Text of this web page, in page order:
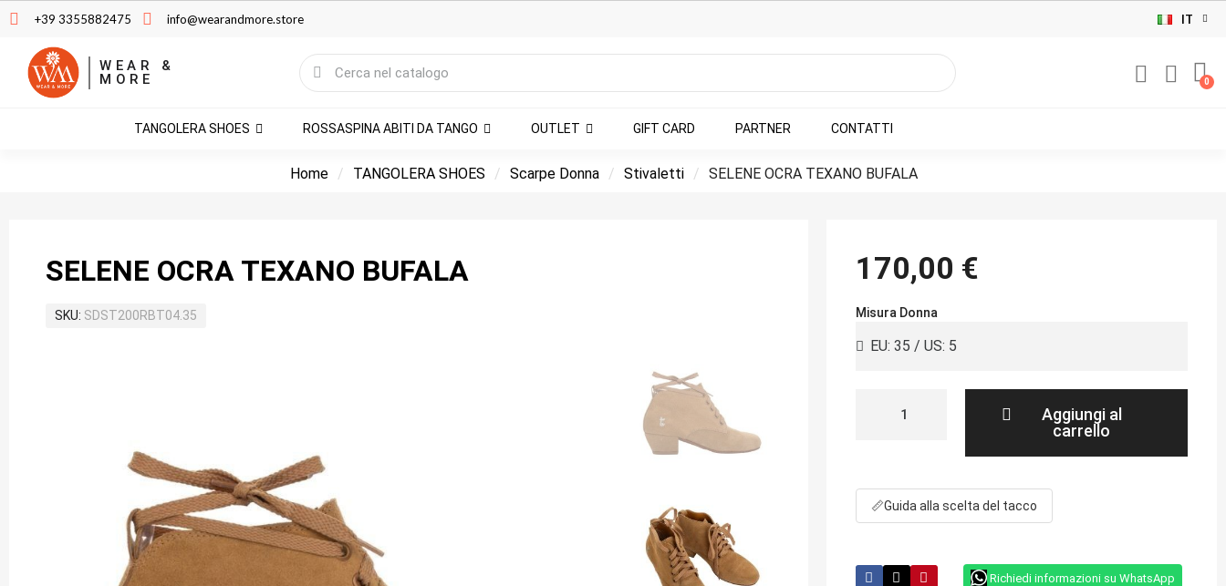
+39 3355882475 info@wearandmore.store IT
WEAR &
MORE
TANGOLERA SHOES ROSSASPINA ABITI DA TANGO OUTLET GIFT CARD PARTNER CONTATTI
Home TANGOLERA SHOES Scarpe Donna Stivaletti SELENE OCRA TEXANO BUFALA
SELENE OCRA TEXANO BUFALA
SKU SDST200RBT04.35
170,00 €
Misura Donna
Aggiungi al
carrello
📏Guida alla scelta del tacco
Richiedi informazioni su WhatsApp